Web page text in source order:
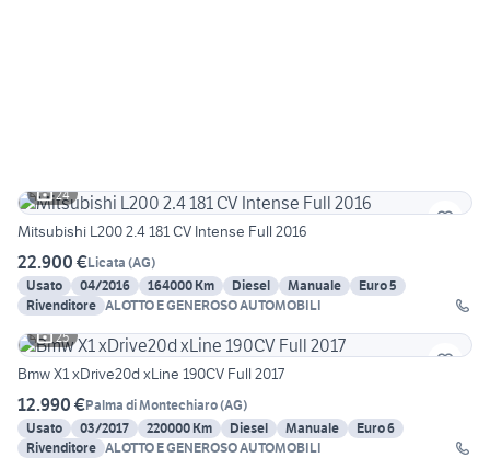
24
Mitsubishi L200 2.4 181 CV Intense Full 2016
22.900 €Licata (AG)
Usato
04/2016 164000 Km Diesel Manuale
Euro 5
Rivenditore ALOTTO E GENEROSO AUTOMOBILI
25
Bmw X1 xDrive20d xLine 190CV Full 2017
12.990 €Palma di Montechiaro(AG)
Usato
03/2017 220000 Km Diesel Manuale
Euro 6
Rivenditore ALOTTO E GENEROSO AUTOMOBILI